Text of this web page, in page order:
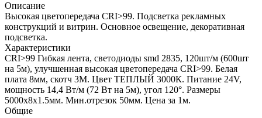
Описание
Высокая цветопередача CRI>99. Подсветка рекламных
конструкций и витрин. Основное освещение, декоративная
подсветка.
Характеристики
CRI>99 Гибкая лента, светодиоды smd 2835, 120шт/м (600шт
на 5м), улучшенная высокая цветопередача CRI>99. Белая
плата 8мм, скотч 3М. Цвет ТЕПЛЫЙ 3000К. Питание 24V,
мощность 14,4 Вт/м (72 Вт на 5м), угол 120°. Размеры
5000х8х1.5мм. Мин.отрезок 50мм. Цена за 1м.
Общие